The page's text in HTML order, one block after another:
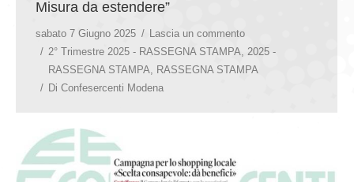
Misura da estendere”
sabato 7 Giugno 2025
Lascia un commento
2° Trimestre 2025 - RASSEGNA STAMPA
2025 -
RASSEGNA STAMPA
RASSEGNA STAMPA
Di Confesercenti Modena